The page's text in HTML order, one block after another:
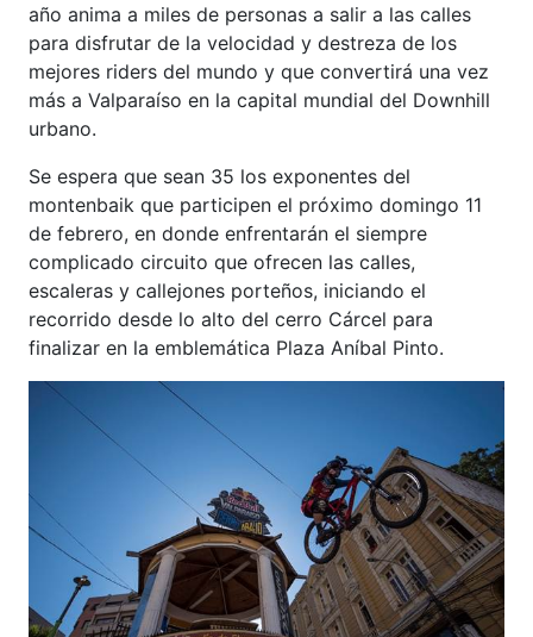
año anima a miles de personas a salir a las calles
para disfrutar de la velocidad y destreza de los
mejores riders del mundo y que convertirá una vez
más a Valparaíso en la capital mundial del Downhill
urbano.
Se espera que sean 35 los exponentes del
montenbaik que participen el próximo domingo 11
de febrero, en donde enfrentarán el siempre
complicado circuito que ofrecen las calles,
escaleras y callejones porteños, iniciando el
recorrido desde lo alto del cerro Cárcel para
finalizar en la emblemática Plaza Aníbal Pinto.